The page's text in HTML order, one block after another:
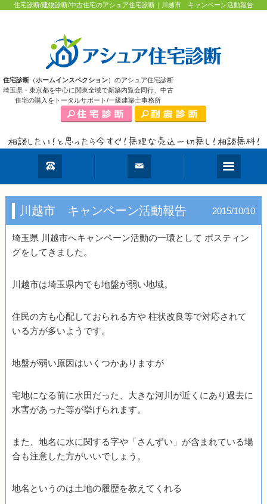
住宅診断/建物診断/中古住宅のアシュア住宅診断｜川越市 キャンペーン活動報告
住宅診断（ ホームインスペクション）のアシュア住宅診断
埼玉県・東京都を中心に関東全域で新築内覧会同行、中古
住宅の購入をトータルサポート/一級建築士事務所
川越市 キャンペーン活動報告 2015/10/10
埼玉県 川越市へキャンペーン活動の一環として ポスティン
グをしてきました。
川越市は埼玉県内でも地盤が弱い地域。
住民の方も心配しておられる方や 柱状改良等で対応されて
いる方が多いようです。
地盤が弱い原因はいくつかありますが
宅地になる前に水田だった、大きな河川が近くにあり過去に
水害があった等が挙げられます。
また、地名に水に関する字や「さんずい」が含まれている場
合も注意した方がいいでしょう。
地名というのは土地の履歴を教えてくれる